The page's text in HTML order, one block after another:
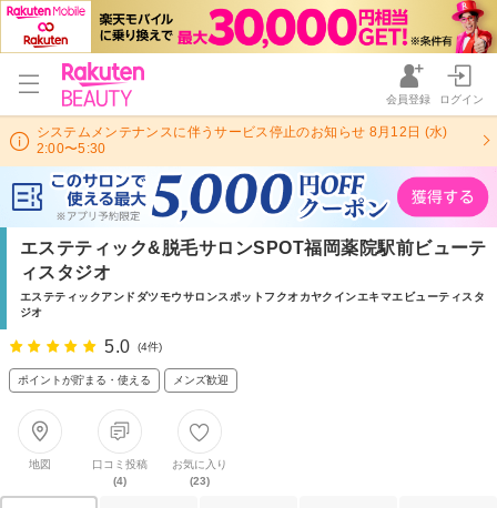
会員登録 ログイン
システムメンテナンスに伴うサービス停止のお知らせ 8月12日 (水)
2:00〜5:30
エステティック&脱毛サロンSPOT福岡薬院駅前ビューテ
ィスタジオ
エステティックアンドダツモウサロンスポットフクオカヤクインエキマエビューティスタ
ジオ
5.0 (4件)
ポイントが貯まる・使える メンズ歓迎
地図
口コミ投稿
(4)
お気に入り
(23)